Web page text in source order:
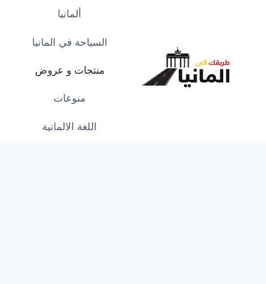
ألمانيا
السياحة في المانيا
منتجات و عروض
منوعات
اللغة الالمانية